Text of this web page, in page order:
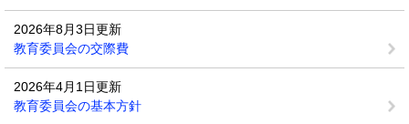
2026年8月3日更新
教育委員会の交際費
2026年4月1日更新
教育委員会の基本方針